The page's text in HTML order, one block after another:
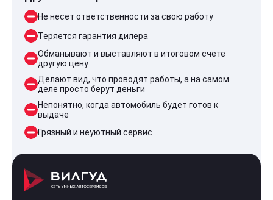
Не несет ответственности за свою работу
Теряется гарантия дилера
Обманывают и выставляют в итоговом счете
другую цену
Делают вид, что проводят работы, а на самом
деле просто берут деньги
Непонятно, когда автомобиль будет готов к
выдаче
Грязный и неуютный сервис